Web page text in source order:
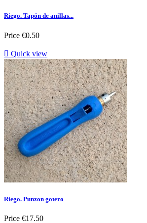
Riego. Tapón de anillas...
Price €0.50
 Quick view
Riego. Punzon gotero
Price €17.50